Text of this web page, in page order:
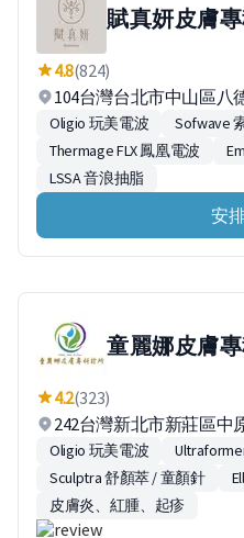
賦真妍皮膚
4.8(824)
104台灣台北市中山區八
Oligio 玩美電波
Sofwave
Thermage FLX 鳳凰電波
LSSA 音浪抽脂
安
童麗娜皮膚
4.2(323)
242台灣新北市新莊區中
Oligio 玩美電波
Sculptra 舒顏萃 / 童顏針
皮膚炎、紅腫、起疹